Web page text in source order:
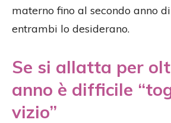
materno fino al secondo anno
entrambi lo desiderano.
Se si allatta per
anno è difficile
vizio”